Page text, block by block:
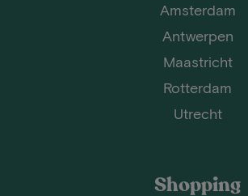
Amsterdam
Antwerpen
Maastricht
Rotterdam
Utrecht
Shopping